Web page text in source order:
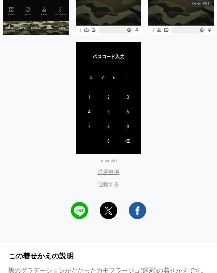
momoki
注意事項
通報する
この着せかえの説明
黒のグラデーションがかかったカモフラージュ(迷彩)の着せかえです。